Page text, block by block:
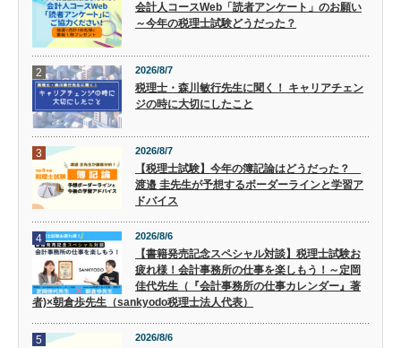
会計人コースWeb「読者アンケート」のお願い
～今年の税理士試験どうだった？
2 2026/8/7
税理士・森川敏行先生に聞く！ キャリアチェン
ジの時に大切にしたこと
3 2026/8/7
【税理士試験】今年の簿記論はどうだった？
渡邉 圭先生が予想するボーダーラインと学習ア
ドバイス
4 2026/8/6
【書籍発売記念スペシャル対談】税理士試験お
疲れ様！会計事務所の仕事を楽しもう！～定岡
佳代先生（『会計事務所の仕事カレンダー』著
者)×朝倉歩先生（sankyodo税理士法人代表）
5 2026/8/6